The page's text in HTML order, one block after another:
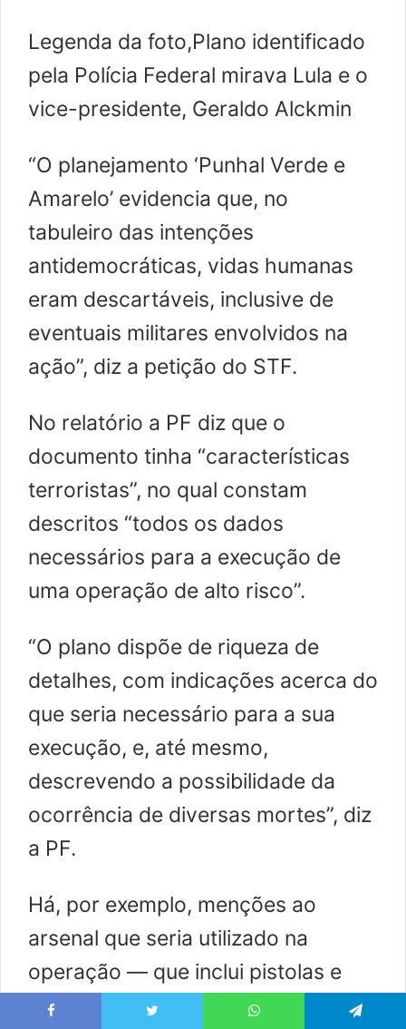
Legenda da foto,Plano identificado
pela Polícia Federal mirava Lula e o
vice-presidente, Geraldo Alckmin
“O planejamento ‘Punhal Verde e
Amarelo’ evidencia que, no
tabuleiro das intenções
antidemocráticas, vidas humanas
eram descartáveis, inclusive de
eventuais militares envolvidos na
ação”, diz a petição do STF.
No relatório a PF diz que o
documento tinha “características
terroristas”, no qual constam
descritos “todos os dados
necessários para a execução de
uma operação de alto risco”.
“O plano dispõe de riqueza de
detalhes, com indicações acerca do
que seria necessário para a sua
execução, e, até mesmo,
descrevendo a possibilidade da
ocorrência de diversas mortes”, diz
a PF.
Há, por exemplo, menções ao
arsenal que seria utilizado na
operação — que inclui pistolas e
civis comumente usados por